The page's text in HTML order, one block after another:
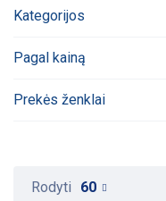
Kategorijos
Pagal kainą
Prekės ženklai
Rodyti 60